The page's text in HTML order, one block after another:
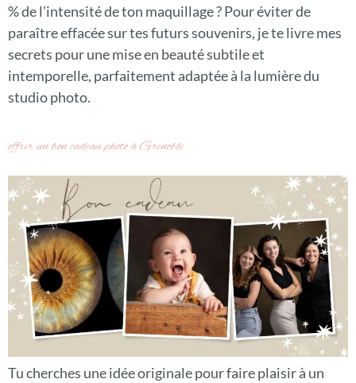
% de l’intensité de ton maquillage ? Pour éviter de
paraître effacée sur tes futurs souvenirs, je te livre mes
secrets pour une mise en beauté subtile et
intemporelle, parfaitement adaptée à la lumière du
studio photo.
offrir un bon cadeau photo à Grenoble
Tu cherches une idée originale pour faire plaisir à un